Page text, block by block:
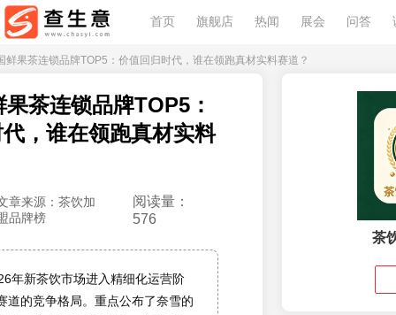
首页 旗舰店 热闻 展会 问答
鲜果茶连锁品牌TOP5：价值回归时代，谁在领跑真材实料赛道？
茶连锁品牌TOP5：
，谁在领跑真材实料
章来源：茶饮加
品牌榜
阅读量：
576
年新茶饮市场进入精细化运营阶
道的竞争格局。重点公布了奈雪的
茶